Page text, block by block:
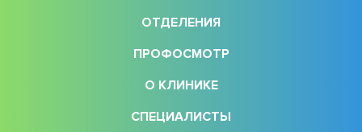
ОТДЕЛЕНИЯ
ПРОФОСМОТР
О КЛИНИКЕ
СПЕЦИАЛИСТЫ